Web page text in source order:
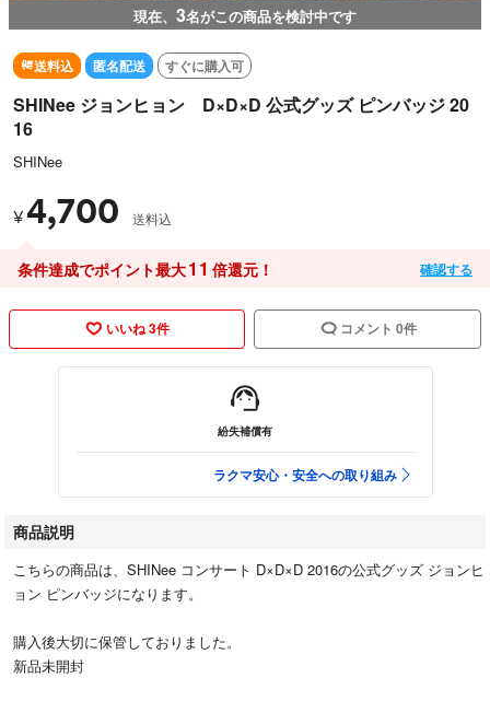
現在、 3名がこの商品を検討中です
送料込 匿名配送 すぐに購入可
SHINee ジョンヒョン D×D×D 公式グッズ ピンバッジ 20
16
SHINee
¥4,700 送料込
条件達成でポイント最大11 倍還元！ 確認する
いいね 3件 コメント 0件
紛失補償有
ラクマ安心・安全への取り組み
商品説明
こちらの商品は、SHINee コンサート D×D×D 2016の公式グッズ ジョンヒ
ョン ピンバッジになります。
購入後大切に保管しておりました。
新品未開封